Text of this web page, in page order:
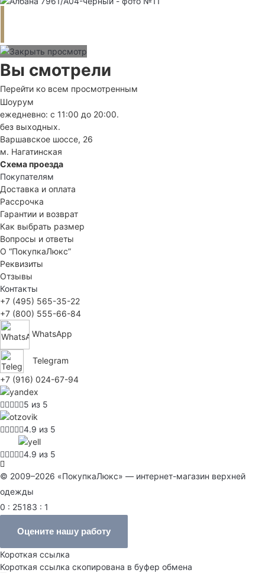
Вы смотрели
Перейти ко всем просмотренным
Шоурум
ежедневно: с 11:00 до 20:00.
без выходных.
Варшавское шоссе, 26
м. Нагатинская
Схема проезда
Покупателям
Доставка и оплата
Рассрочка
Гарантии и возврат
Как выбрать размер
Вопросы и ответы
О “ПокупкаЛюкс”
Реквизиты
Отзывы
Контакты
+7 (495) 565-35-22
+7 (800) 555-66-84
WhatsApp
Telegram
+7 (916) 024-67-94
5 из 5
4.9 из 5
4.9 из 5
© 2009–2026 «ПокупкаЛюкс» — интернет-магазин верхней
одежды
0 : 25183 : 1
Оцените нашу работу
Короткая ссылка
Короткая ссылка скопирована в буфер обмена